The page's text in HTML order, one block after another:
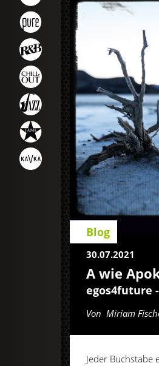
Blog
30.07.2021
A wie
egos4future
Von Miriam
Jeder Buchstabe